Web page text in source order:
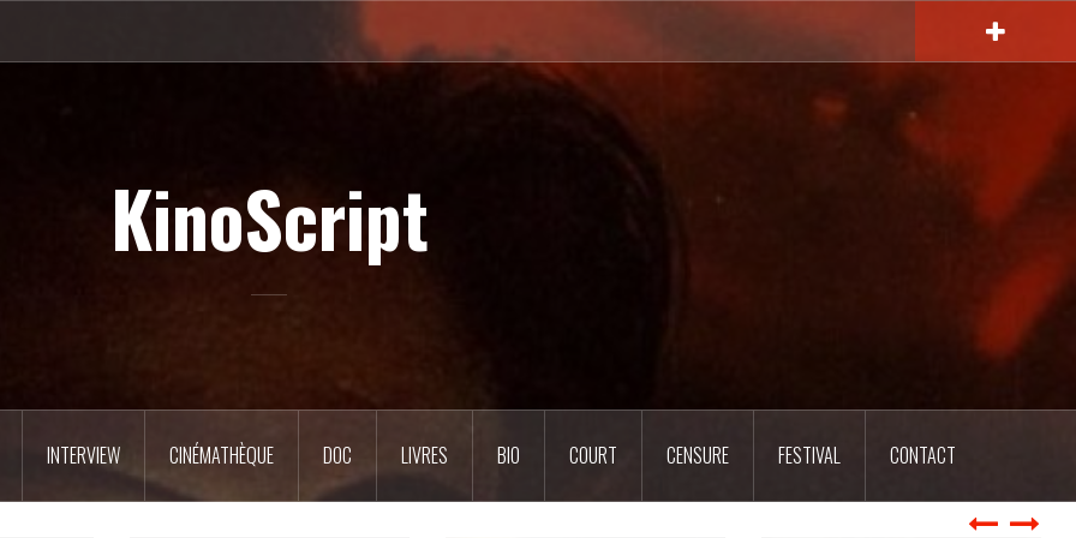
KinoScript
INTERVIEW CINÉMATHÈQUE DOC LIVRES BIO COURT CENSURE FESTIVAL CONTACT